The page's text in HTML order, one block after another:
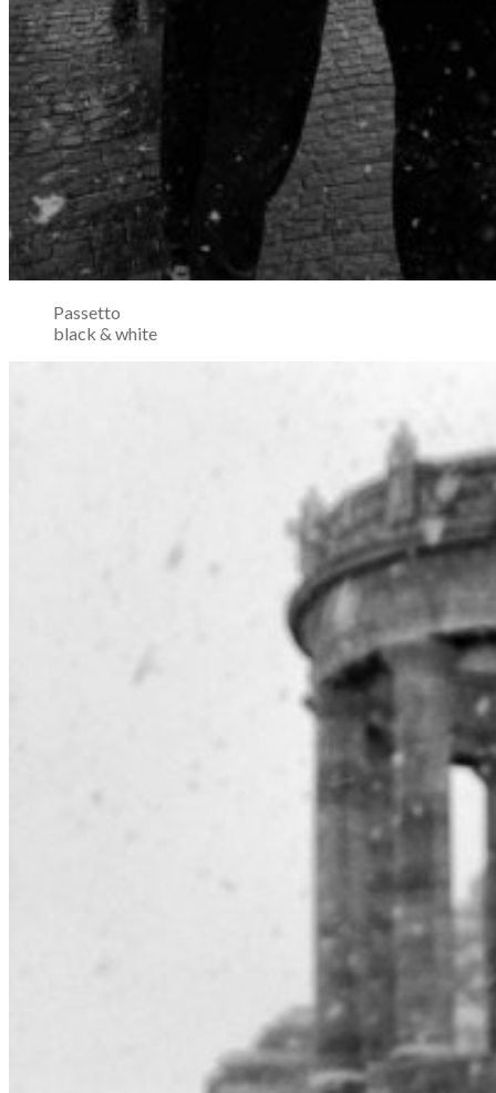
Passetto
black & white